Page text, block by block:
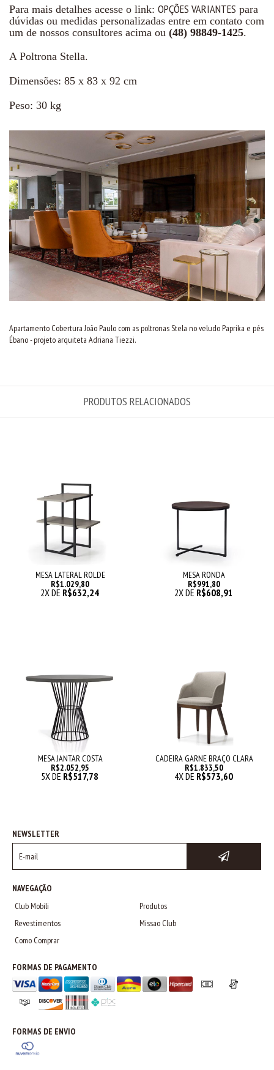
Para mais detalhes acesse o link: OPÇÕES VARIANTES para
dúvidas ou medidas personalizadas entre em contato com
um de nossos consultores acima ou (48) 98849-1425.
A Poltrona Stella.
Dimensões: 85 x 83 x 92 cm
Peso: 30 kg
Apartamento Cobertura João Paulo com as poltronas Stela no veludo Paprika e pés
Ébano - projeto arquiteta Adriana Tiezzi.
PRODUTOS RELACIONADOS
MESA LATERAL ROLDE
R$1.029,80
2X DE R$632,24
MESA RONDA
R$991,80
2X DE R$608,91
MESA JANTAR COSTA
R$2.052,95
5X DE R$517,78
CADEIRA GARNE BRAÇO CLARA
R$1.833,50
4X DE R$573,60
NEWSLETTER
NAVEGAÇÃO
Club Mobili
Produtos
Revestimentos
Missao Club
Como Comprar
FORMAS DE PAGAMENTO
FORMAS DE ENVIO